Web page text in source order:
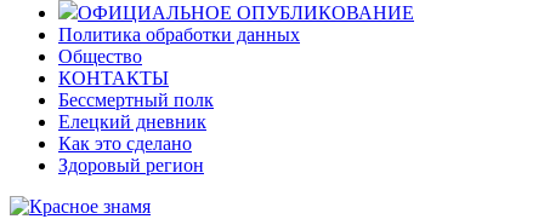
ОФИЦИАЛЬНОЕ ОПУБЛИКОВАНИЕ
Политика обработки данных
Общество
КОНТАКТЫ
Бессмертный полк
Елецкий дневник
Как это сделано
Здоровый регион